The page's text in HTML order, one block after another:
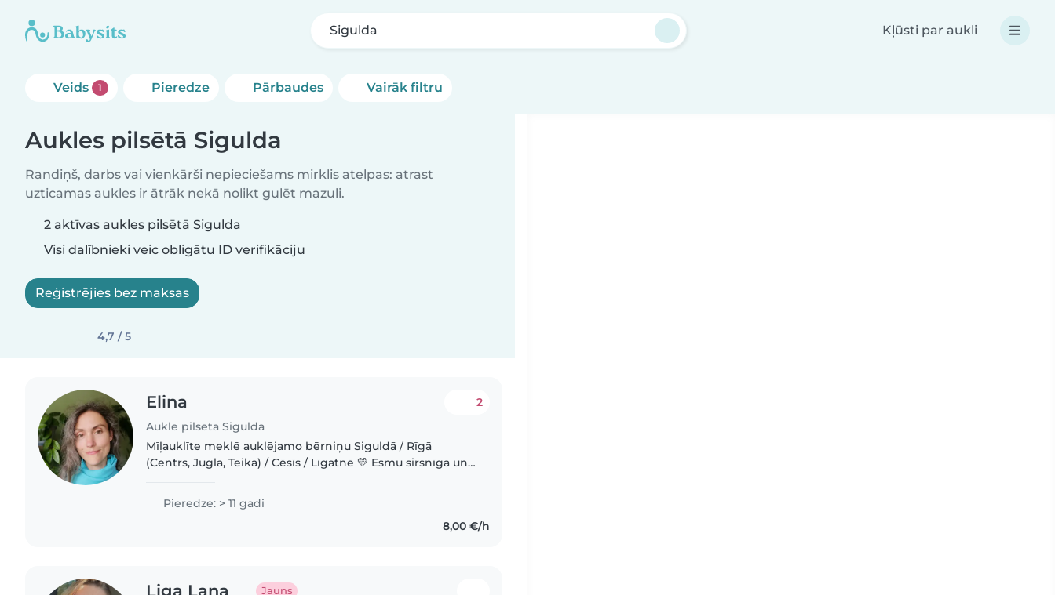
Sigulda Kļūsti par aukli
Veids 1 Pieredze Pārbaudes Vairāk filtru
Aukles pilsētā Sigulda
Randiņš, darbs vai vienkārši nepieciešams mirklis atelpas: atrast
uzticamas aukles ir ātrāk nekā nolikt gulēt mazuli.
2 aktīvas aukles pilsētā Sigulda
Visi dalībnieki veic obligātu ID verifikāciju
Reģistrējies bez maksas
4,7 / 5
Elina
Aukle pilsētā Sigulda
2
Mīļauklīte meklē auklējamo bērniņu Siguldā / Rīgā
(Centrs, Jugla, Teika) / Cēsīs / Līgatnē 💛 Esmu sirsnīga un
bērniem palīdz..
Pieredze: > 11 gadi
8,00 €/h
Liga Lana Jauns